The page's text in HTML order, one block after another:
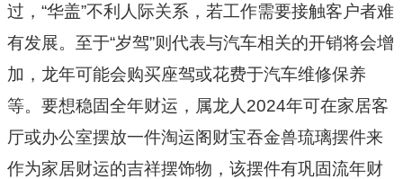
过，“华盖”不利人际关系，若工作需要接触客户者难
有发展。至于“岁驾”则代表与汽车相关的开销将会增
加，龙年可能会购买座驾或花费于汽车维修保养
等。要想稳固全年财运，属龙人2024年可在家居客
厅或办公室摆放一件淘运阁财宝吞金兽琉璃摆件来
作为家居财运的吉祥摆饰物，该摆件有巩固流年财